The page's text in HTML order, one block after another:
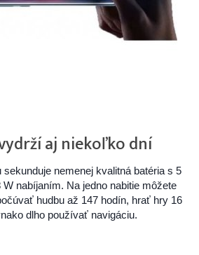
aj niekoľko dní
nemenej kvalitná batéria s 5
nabíjaním. Na jedno nabitie môžete
hudbu až 147 hodín, hrať hry 16
dlho používať navigáciu.